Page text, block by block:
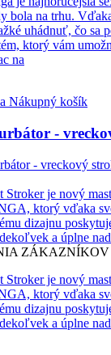
bola na trhu.
uhádnuť, čo sa
ktorý vám
na
Nákupný košík
-
je nový
ktorý vďaka
dizajnu
a úplne
ZÁKAZNÍKOV
je nový
ktorý vďaka
dizajnu
a úplne